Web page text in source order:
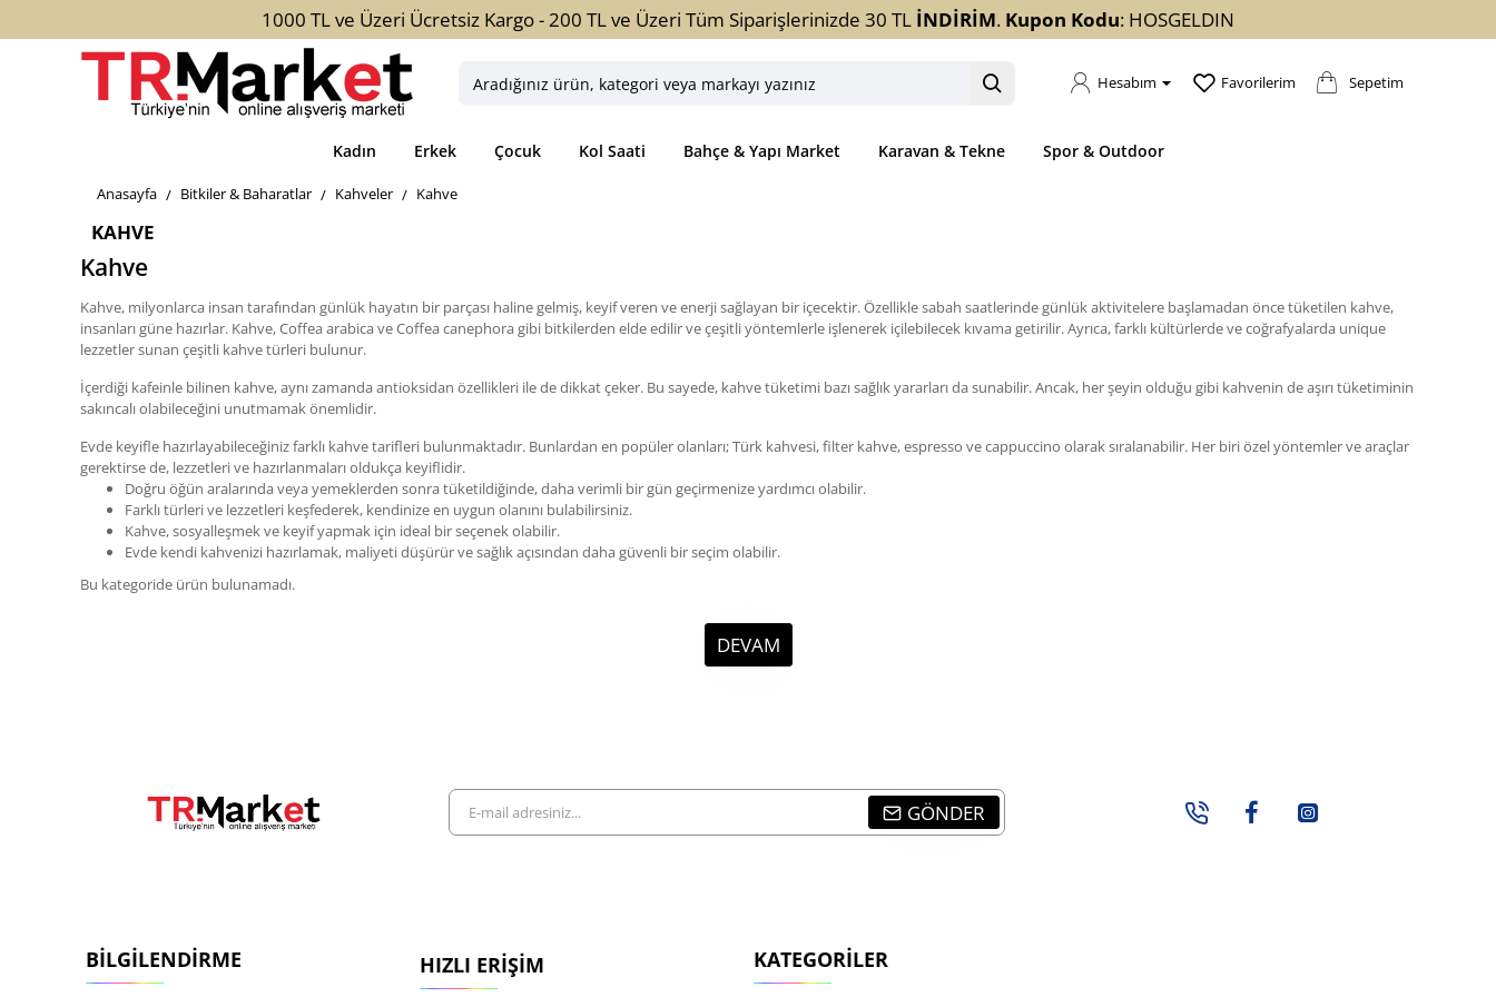
1000 TL ve Üzeri Ücretsiz Kargo - 200 TL ve Üzeri Tüm Siparişlerinizde 30 TL İNDİRİM. Kupon Kodu: HOSGELDIN
Aradığınız
Hesabım Favorilerim Sepetim
Kadın Erkek Çocuk Kol Saati Bahçe & Yapı Market Karavan & Tekne Spor & Outdoor
KAHVE
homeBitkiler & Baharatlar Kahveler Kahve
Kahve
Kahve, milyonlarca insan tarafından günlük hayatın bir parçası haline gelmiş, keyif veren ve enerji sağlayan bir içecektir. Özellikle sabah saatlerinde günlük aktivitelere başlamadan önce tüketilen kahve,
insanları güne hazırlar. Kahve, Coffea arabica ve Coffea canephora gibi bitkilerden elde edilir ve çeşitli yöntemlerle işlenerek içilebilecek kıvama getirilir. Ayrıca, farklı kültürlerde ve coğrafyalarda unique
lezzetler sunan çeşitli kahve türleri bulunur.
İçerdiği kafeinle bilinen kahve, aynı zamanda antioksidan özellikleri ile de dikkat çeker. Bu sayede, kahve tüketimi bazı sağlık yararları da sunabilir. Ancak, her şeyin olduğu gibi kahvenin de aşırı tüketiminin
sakıncalı olabileceğini unutmamak önemlidir.
Evde keyifle hazırlayabileceğiniz farklı kahve tarifleri bulunmaktadır. Bunlardan en popüler olanları; Türk kahvesi, filter kahve, espresso ve cappuccino olarak sıralanabilir. Her biri özel yöntemler ve araçlar
gerektirse de, lezzetleri ve hazırlanmaları oldukça keyiflidir.
Doğru öğün aralarında veya yemeklerden sonra tüketildiğinde, daha verimli bir gün geçirmenize yardımcı olabilir.
Farklı türleri ve lezzetleri keşfederek, kendinize en uygun olanını bulabilirsiniz.
Kahve, sosyalleşmek ve keyif yapmak için ideal bir seçenek olabilir.
Evde kendi kahvenizi hazırlamak, maliyeti düşürür ve sağlık açısından daha güvenli bir seçim olabilir.
Bu kategoride ürün bulunamadı.
DEVAM
E-
mail
adresiniz...
GÖNDER
BILGILENDIRME HIZLI ERIŞIM KATEGORILER